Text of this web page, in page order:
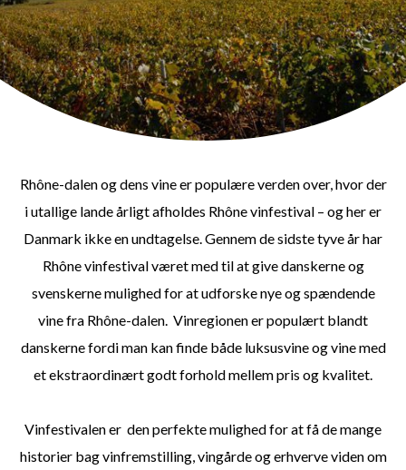
Rhône-dalen og dens vine er populære verden over, hvor der
i utallige lande årligt afholdes Rhône vinfestival – og her er
Danmark ikke en undtagelse. Gennem de sidste tyve år har
Rhône vinfestival været med til at give danskerne og
svenskerne mulighed for at udforske nye og spændende
vine fra Rhône-dalen. Vinregionen er populært blandt
danskerne fordi man kan finde både luksusvine og vine med
et ekstraordinært godt forhold mellem pris og kvalitet.
Vinfestivalen er den perfekte mulighed for at få de mange
historier bag vinfremstilling, vingårde og erhverve viden om